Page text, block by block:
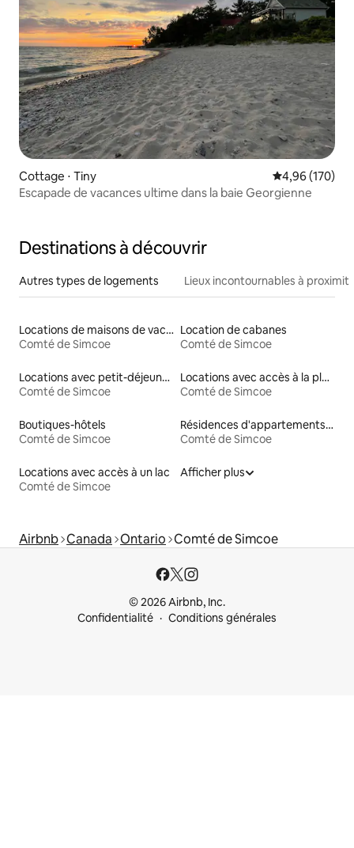
Cottage ⋅ Tiny Évaluation
4,96 (170)
Escapade de vacances ultime dans la baie Georgienne
Destinations à découvrir
Autres types de logements Lieux incontournables à
Locations de maisons de vacances
Comté de Simcoe
Location de cabanes
Comté de Simcoe
Locations avec petit-déjeuner
Comté de Simcoe
Locations avec accès à la plage
Comté de Simcoe
Boutiques-hôtels
Comté de Simcoe
Résidences d'appartements en location
Comté de Simcoe
Locations avec accès à un lac
Comté de Simcoe
Afficher plus
Airbnb Canada Ontario Comté de Simcoe
© 2026 Airbnb, Inc.
Confidentialité
Conditions générales